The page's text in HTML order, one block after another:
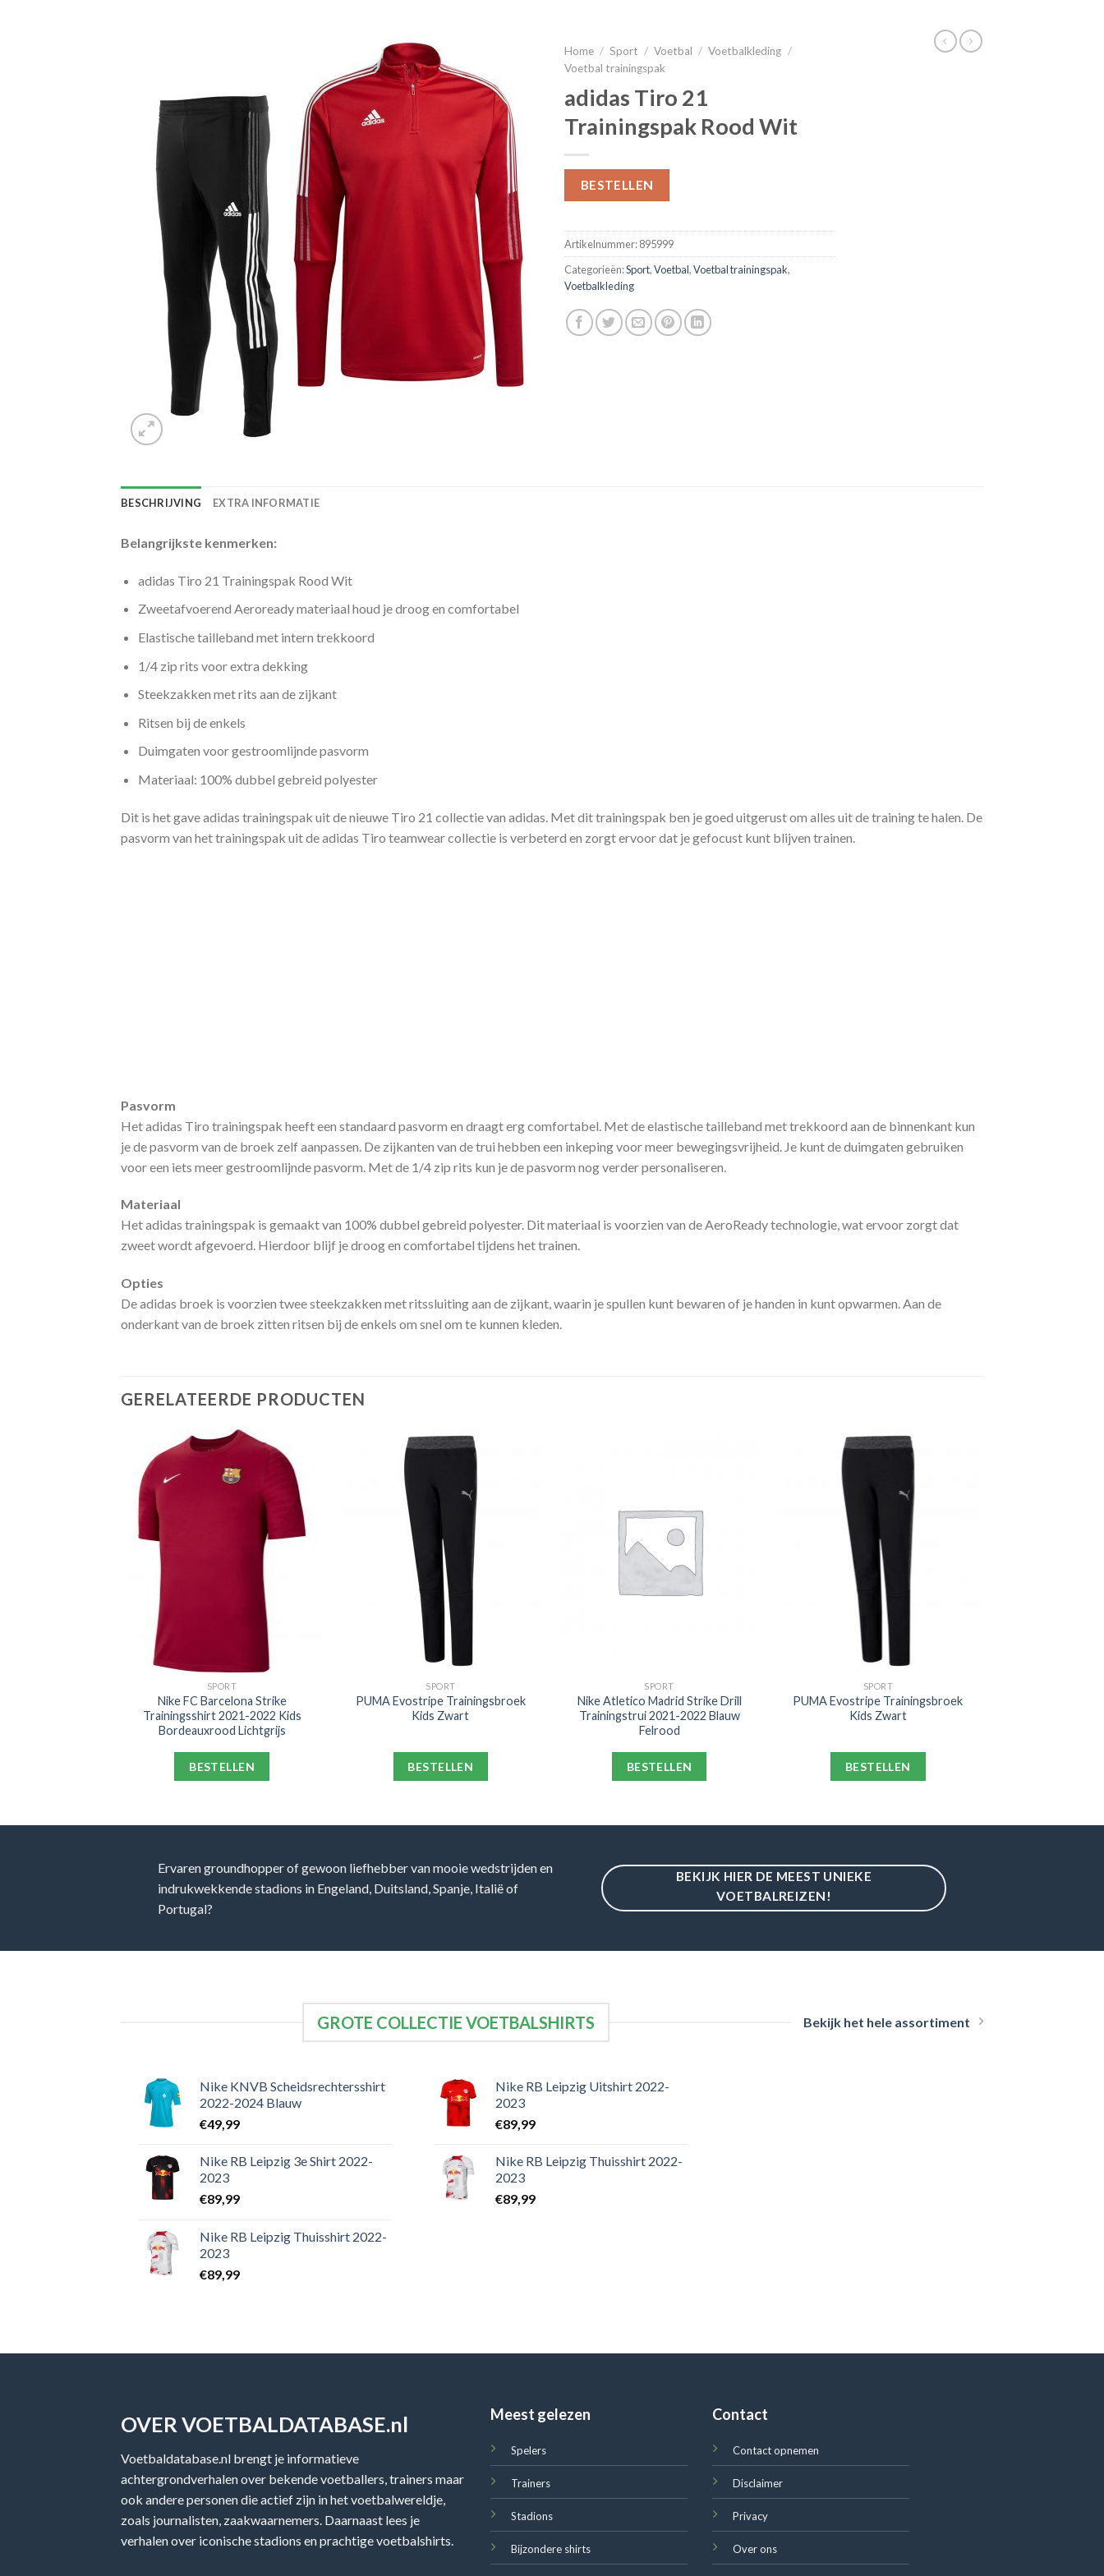
Home / Sport / Voetbal / Voetbalkleding /
Voetbal trainingspak
adidas Tiro 21
Trainingspak Rood Wit
BESTELLEN
Artikelnummer:895999
Categorieën:Sport,Voetbal,Voetbal trainingspak,
Voetbalkleding
BESCHRIJVING EXTRA INFORMATIE
Belangrijkste kenmerken:
adidas Tiro 21 Trainingspak Rood Wit
Zweetafvoerend Aeroready materiaal houd je droog en comfortabel
Elastische tailleband met intern trekkoord
1/4 zip rits voor extra dekking
Steekzakken met rits aan de zijkant
Ritsen bij de enkels
Duimgaten voor gestroomlijnde pasvorm
Materiaal: 100% dubbel gebreid polyester
Dit is het gave adidas trainingspak uit de nieuwe Tiro 21 collectie van adidas. Met dit trainingspak ben je goed uitgerust om alles uit de training te halen. De
pasvorm van het trainingspak uit de adidas Tiro teamwear collectie is verbeterd en zorgt ervoor dat je gefocust kunt blijven trainen.
Pasvorm
Het adidas Tiro trainingspak heeft een standaard pasvorm en draagt erg comfortabel. Met de elastische tailleband met trekkoord aan de binnenkant kun
je de pasvorm van de broek zelf aanpassen. De zijkanten van de trui hebben een inkeping voor meer bewegingsvrijheid. Je kunt de duimgaten gebruiken
voor een iets meer gestroomlijnde pasvorm. Met de 1/4 zip rits kun je de pasvorm nog verder personaliseren.
Materiaal
Het adidas trainingspak is gemaakt van 100% dubbel gebreid polyester. Dit materiaal is voorzien van de AeroReady technologie, wat ervoor zorgt dat
zweet wordt afgevoerd. Hierdoor blijf je droog en comfortabel tijdens het trainen.
Opties
De adidas broek is voorzien twee steekzakken met ritssluiting aan de zijkant, waarin je spullen kunt bewaren of je handen in kunt opwarmen. Aan de
onderkant van de broek zitten ritsen bij de enkels om snel om te kunnen kleden.
GERELATEERDE PRODUCTEN
SPORT
Nike FC Barcelona Strike
Trainingsshirt 2021-2022 Kids
Bordeauxrood Lichtgrijs
BESTELLEN
SPORT
PUMA Evostripe Trainingsbroek
Kids Zwart
BESTELLEN
SPORT
Nike Atletico Madrid Strike Drill
Trainingstrui 2021-2022 Blauw
Felrood
BESTELLEN
SPORT
PUMA Evostripe Trainingsbroek
Kids Zwart
BESTELLEN
Ervaren groundhopper of gewoon liefhebber van mooie wedstrijden en
indrukwekkende stadions in Engeland, Duitsland, Spanje, Italië of
Portugal?
BEKIJK HIER DE MEEST UNIEKE
VOETBALREIZEN!
GROTE COLLECTIE VOETBALSHIRTS Bekijk het hele assortiment
Nike KNVB Scheidsrechtersshirt
2022-2024 Blauw
€49,99
Nike RB Leipzig 3e Shirt 2022-
2023
€89,99
Nike RB Leipzig Thuisshirt 2022-
2023
€89,99
Nike RB Leipzig Uitshirt 2022-
2023
€89,99
Nike RB Leipzig Thuisshirt 2022-
2023
€89,99
OVER VOETBALDATABASE.nl
Voetbaldatabase.nl brengt je informatieve
achtergrondverhalen over bekende voetballers, trainers maar
ook andere personen die actief zijn in het voetbalwereldje,
zoals journalisten, zaakwaarnemers. Daarnaast lees je
verhalen over iconische stadions en prachtige voetbalshirts.
Meest gelezen
Spelers
Trainers
Stadions
Bijzondere shirts
Contact
Contact opnemen
Disclaimer
Privacy
Over ons